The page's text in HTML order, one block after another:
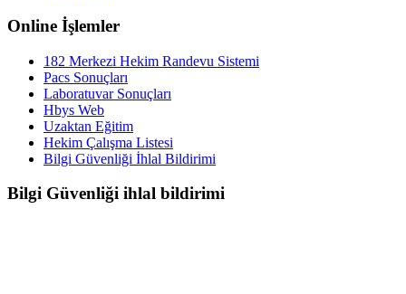
Online İşlemler
182 Merkezi Hekim Randevu Sistemi
Pacs Sonuçları
Laboratuvar Sonuçları
Hbys Web
Uzaktan Eğitim
Hekim Çalışma Listesi
Bilgi Güvenliği İhlal Bildirimi
Bilgi Güvenliği ihlal bildirimi